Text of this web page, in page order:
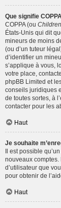
Que signifie
COPPA (ou
États-Unis qui dit
mineurs de moins
(ou d’un tuteur
d’identifier un
s’applique à vous,
votre place,
phpBB Limited et
conseils juridiques
de toutes sortes, à
contacter pour les
Haut
Je souhaite
Il est possible
nouveaux
d’utilisateur que
pour obtenir de
Haut